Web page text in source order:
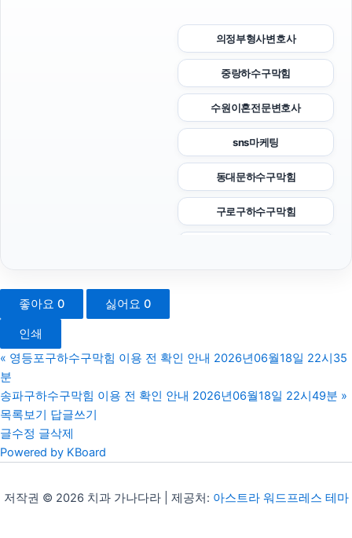
의정부형사변호사
중랑하수구막힘
수원이혼전문변호사
sns마케팅
동대문하수구막힘
구로구하수구막힘
좋아요 0 싫어요 0
인쇄
« 영등포구하수구막힘 이용 전 확인 안내 2026년06월18일 22시35
분
송파구하수구막힘 이용 전 확인 안내 2026년06월18일 22시49분 »
목록보기 답글쓰기
글수정 글삭제
Powered by KBoard
저작권 © 2026 치과 가나다라 | 제공처: 아스트라 워드프레스 테마